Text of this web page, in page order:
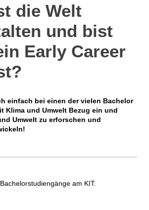
die Welt
und bist
Early Career
einfach bei einen der vielen Bachelor
Klima und Umwelt Bezug ein und
Umwelt zu erforschen und
am KIT.